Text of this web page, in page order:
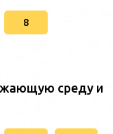
8
среду и